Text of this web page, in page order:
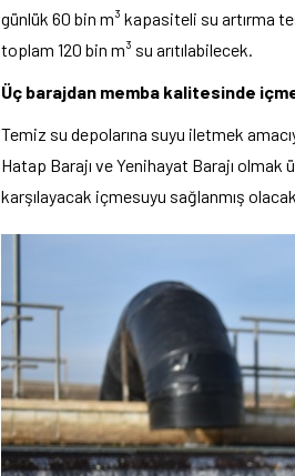
günlük 60 bin m³ kapasiteli su artırma
toplam 120 bin m³ su arıtılabilecek.
Üç barajdan memba kalitesinde
Temiz su depolarına suyu iletmek
Hatap Barajı ve Yenihayat Barajı
karşılayacak içmesuyu sağlanmış